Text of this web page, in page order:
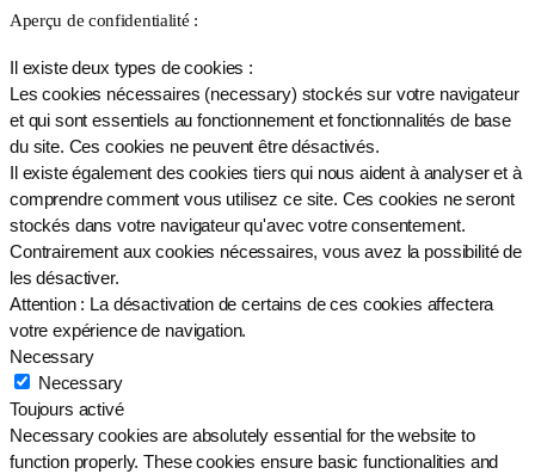
Aperçu de confidentialité :
Il existe deux types de cookies :
Les cookies nécessaires (necessary) stockés sur votre navigateur
et qui sont essentiels au fonctionnement et fonctionnalités de base
du site. Ces cookies ne peuvent être désactivés.
Il existe également des cookies tiers qui nous aident à analyser et à
comprendre comment vous utilisez ce site. Ces cookies ne seront
stockés dans votre navigateur qu'avec votre consentement.
Contrairement aux cookies nécessaires, vous avez la possibilité de
les désactiver.
Attention : La désactivation de certains de ces cookies affectera
votre expérience de navigation.
Necessary
Necessary
Toujours activé
Necessary cookies are absolutely essential for the website to
function properly. These cookies ensure basic functionalities and